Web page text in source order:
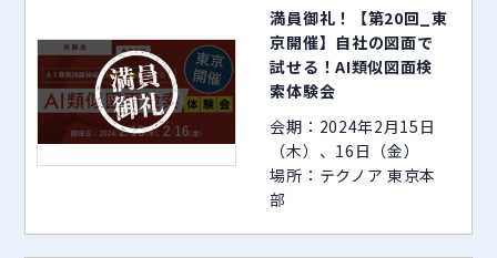
満員御礼！【第20回_東
京開催】自社の図面で
試せる！AI類似図面検
索体験会
会期：2024年2月15日
（木）、16日（金）
場所：テクノア 東京本
部